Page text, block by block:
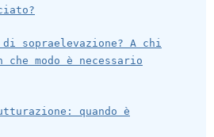
sopraelevazione? A chi
che modo è necessario
quando è